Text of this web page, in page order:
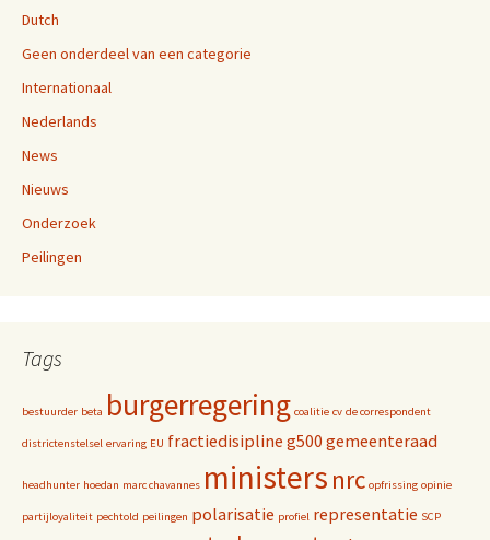
Dutch
Geen onderdeel van een categorie
Internationaal
Nederlands
News
Nieuws
Onderzoek
Peilingen
Tags
bestuurder beta burgerregering coalitie cv de correspondent
districtenstelsel ervaring EU fractiedisipline g500 gemeenteraad
headhunter hoedan marc chavannes ministers nrc opfrissing opinie
partijloyaliteit pechtold peilingen polarisatie profiel representatie SCP